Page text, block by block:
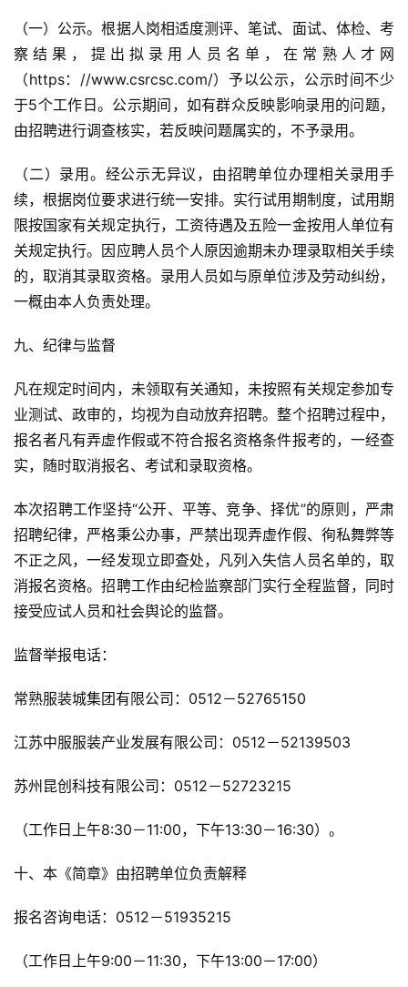
（一）公示。根据人岗相适度测评、笔试、面试、体检、考
察结果，提出拟录用人员名单，在常熟人才网
（https：//www.csrcsc.com/）予以公示，公示时间不少
于5个工作日。公示期间，如有群众反映影响录用的问题，
由招聘进行调查核实，若反映问题属实的，不予录用。
（二）录用。经公示无异议，由招聘单位办理相关录用手
续，根据岗位要求进行统一安排。实行试用期制度，试用期
限按国家有关规定执行，工资待遇及五险一金按用人单位有
关规定执行。因应聘人员个人原因逾期未办理录取相关手续
的，取消其录取资格。录用人员如与原单位涉及劳动纠纷，
一概由本人负责处理。
九、纪律与监督
凡在规定时间内，未领取有关通知，未按照有关规定参加专
业测试、政审的，均视为自动放弃招聘。整个招聘过程中，
报名者凡有弄虚作假或不符合报名资格条件报考的，一经查
实，随时取消报名、考试和录取资格。
本次招聘工作坚持“公开、平等、竞争、择优”的原则，严肃
招聘纪律，严格秉公办事，严禁出现弄虚作假、徇私舞弊等
不正之风，一经发现立即查处，凡列入失信人员名单的，取
消报名资格。招聘工作由纪检监察部门实行全程监督，同时
接受应试人员和社会舆论的监督。
监督举报电话：
常熟服装城集团有限公司：0512－52765150
江苏中服服装产业发展有限公司：0512－52139503
苏州昆创科技有限公司：0512－52723215
（工作日上午8:30－11:00，下午13:30－16:30）。
十、本《简章》由招聘单位负责解释
报名咨询电话：0512－51935215
（工作日上午9:00－11:30，下午13:00－17:00）